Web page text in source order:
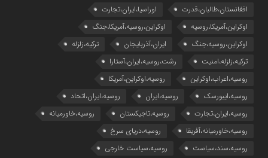
افغانستان،طالبان،قدرت
اوراسیا،ایران،تجارت
اوکراین،آمریکا،روسیه
اوکراین،روسیه،آمریکا،جنگ
اوکراین،روسیه،جنگ
ایران،آذربایجان
ترکیه،زلزله
ترکیه،زلزله،امنیت
رشت،روسیه،ایران،آستارا
روسیه،اعراب،اوکراین
روسیه،اوکراین،آمریکا
روسیه،ایبورسک
روسیه،ایران
روسیه،ایران،اتحاد
روسیه،ایران،تجارت
روسیه،تاجیکستان
روسیه،خاورمیانه
روسیه،خاورمیانه،آفریقا
روسیه،دریای سرخ
روسیه،سند،سیاست
روسیه،سیاست خارجی